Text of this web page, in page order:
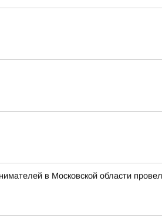
в Московской области